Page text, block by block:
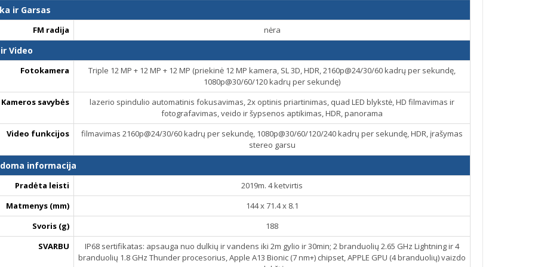
ir Garsas
FM radija nėra
Video
Fotokamera
Triple 12 MP + 12 MP + 12 MP (priekinė 12 MP kamera, SL 3D, HDR, 2160p@24/30/60 kadrų per sekundę,
1080p@30/60/120 kadrų per sekundę)
Kameros savybės
lazerio spindulio automatinis fokusavimas, 2x optinis priartinimas, quad LED blykstė, HD filmavimas ir
fotografavimas, veido ir šypsenos aptikimas, HDR, panorama
Video funkcijos
filmavimas 2160p@24/30/60 kadrų per sekundę, 1080p@30/60/120/240 kadrų per sekundę, HDR, įrašymas
stereo garsu
informacija
Pradėta leisti
2019m. 4 ketvirtis
Matmenys (mm)
144 x 71.4 x 8.1
Svoris (g)
188
SVARBU
IP68 sertifikatas: apsauga nuo dulkių ir vandens iki 2m gylio ir 30min; 2 branduolių 2.65 GHz Lightning ir 4
branduolių 1.8 GHz Thunder procesorius, Apple A13 Bionic (7 nm+) chipset, APPLE GPU (4 branduolių) vaizdo